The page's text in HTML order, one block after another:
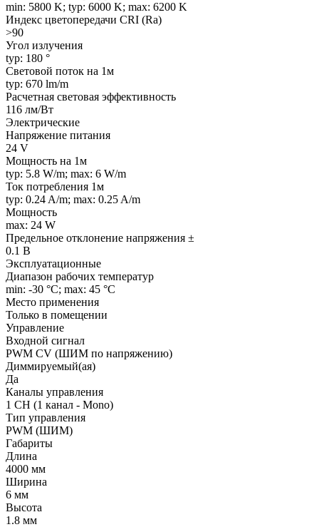
min: 5800 K; typ: 6000 K; max: 6200 K
Индекс цветопередачи CRI (Ra)
>90
Угол излучения
typ: 180 °
Световой поток на 1м
typ: 670 lm/m
Расчетная световая эффективность
116 лм/Вт
Электрические
Напряжение питания
24 V
Мощность на 1м
typ: 5.8 W/m; max: 6 W/m
Ток потребления 1м
typ: 0.24 A/m; max: 0.25 A/m
Мощность
max: 24 W
Предельное отклонение напряжения ±
0.1 В
Эксплуатационные
Диапазон рабочих температур
min: -30 °C; max: 45 °C
Место применения
Только в помещении
Управление
Входной сигнал
PWM СV (ШИМ по напряжению)
Диммируемый(ая)
Да
Каналы управления
1 CH (1 канал - Mono)
Тип управления
PWM (ШИМ)
Габариты
Длина
4000 мм
Ширина
6 мм
Высота
1.8 мм